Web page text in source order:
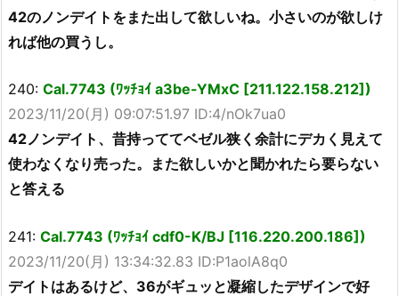
42のノンデイトをまた出して欲しいね。小さいのが欲しけ
れば他の買うし。
240: Cal.7743 (ﾜｯﾁｮｲ a3be-YMxC [211.122.158.212])
2023/11/20(月) 09:07:51.97 ID:4/nOk7ua0
42ノンデイト、昔持っててベゼル狭く余計にデカく見えて
使わなくなり売った。また欲しいかと聞かれたら要らない
と答える
241: Cal.7743 (ﾜｯﾁｮｲ cdf0-K/BJ [116.220.200.186])
2023/11/20(月) 13:34:32.83 ID:P1aolA8q0
デイトはあるけど、36がギュッと凝縮したデザインで好